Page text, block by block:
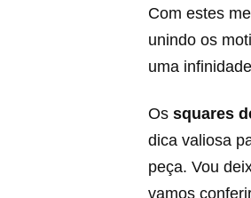
Com estes
unindo os
uma
Os squares
dica valiosa
peça. Vou
vamos